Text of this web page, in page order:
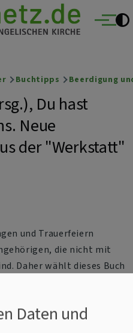
Kirche Menü
Buchtipps Beerdigung
Du hast
Neue
der "Werkstatt"
und Trauerfeiern
die nicht mit
Daher wählt dieses Buch
Bildern und Worten Jesu
christlichen Botschaft
Fürbitten erschließen das
Daten und